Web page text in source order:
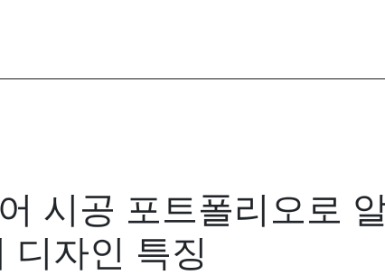
시공 포트폴리오로
디자인 특징